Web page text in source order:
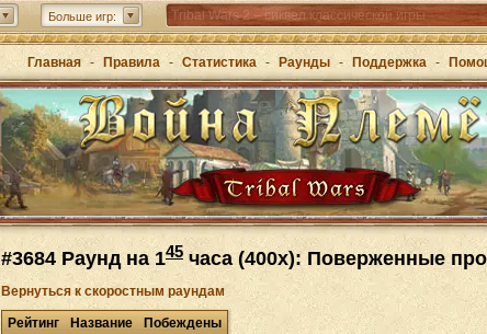
Больше игр: Tribal Wars 2 – сиквел классической игры
Forge of Empires – стратегия через эпохи
Grepolis – постройте свою империю в Древней
Греции
Главная - Правила - Статистика - Раунды - Поддержка -
#3684 Раунд на 145 часа (400x): Поверженные
Вернуться к скоростным раундам
Рейтинг Название
Побеждены